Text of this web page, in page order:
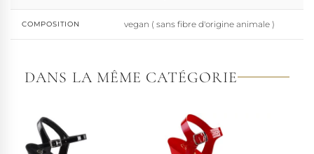
COMPOSITION vegan ( sans fibre d'origine animale )
DANS LA MÊME CATÉGORIE